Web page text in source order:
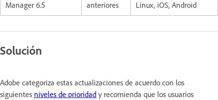
Manager 6.5
anteriores
Linux, iOS, Android
Solución
Adobe categoriza estas actualizaciones de acuerdo con los
siguientes niveles de prioridad y recomienda que los usuarios